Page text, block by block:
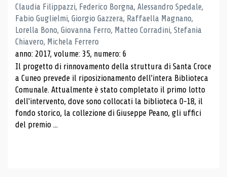
Claudia Filippazzi, Federico Borgna, Alessandro Spedale,
Fabio Guglielmi, Giorgio Gazzera, Raffaella Magnano,
Lorella Bono, Giovanna Ferro, Matteo Corradini, Stefania
Chiavero, Michela Ferrero
anno: 2017, volume: 35, numero: 6
Il progetto di rinnovamento della struttura di Santa Croce
a Cuneo prevede il riposizionamento dell'intera Biblioteca
Comunale. Attualmente è stato completato il primo lotto
dell'intervento, dove sono collocati la biblioteca 0-18, il
fondo storico, la collezione di Giuseppe Peano, gli uffici
del premio ...